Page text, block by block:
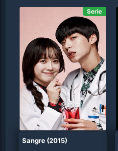
Serie
Sangre (2015)